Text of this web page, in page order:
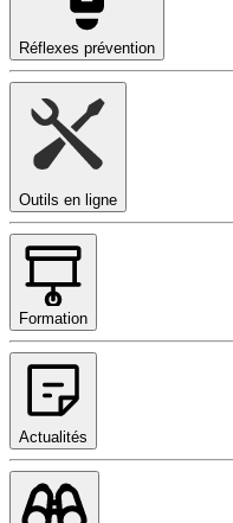
Réflexes prévention
Outils en ligne
Formation
Actualités